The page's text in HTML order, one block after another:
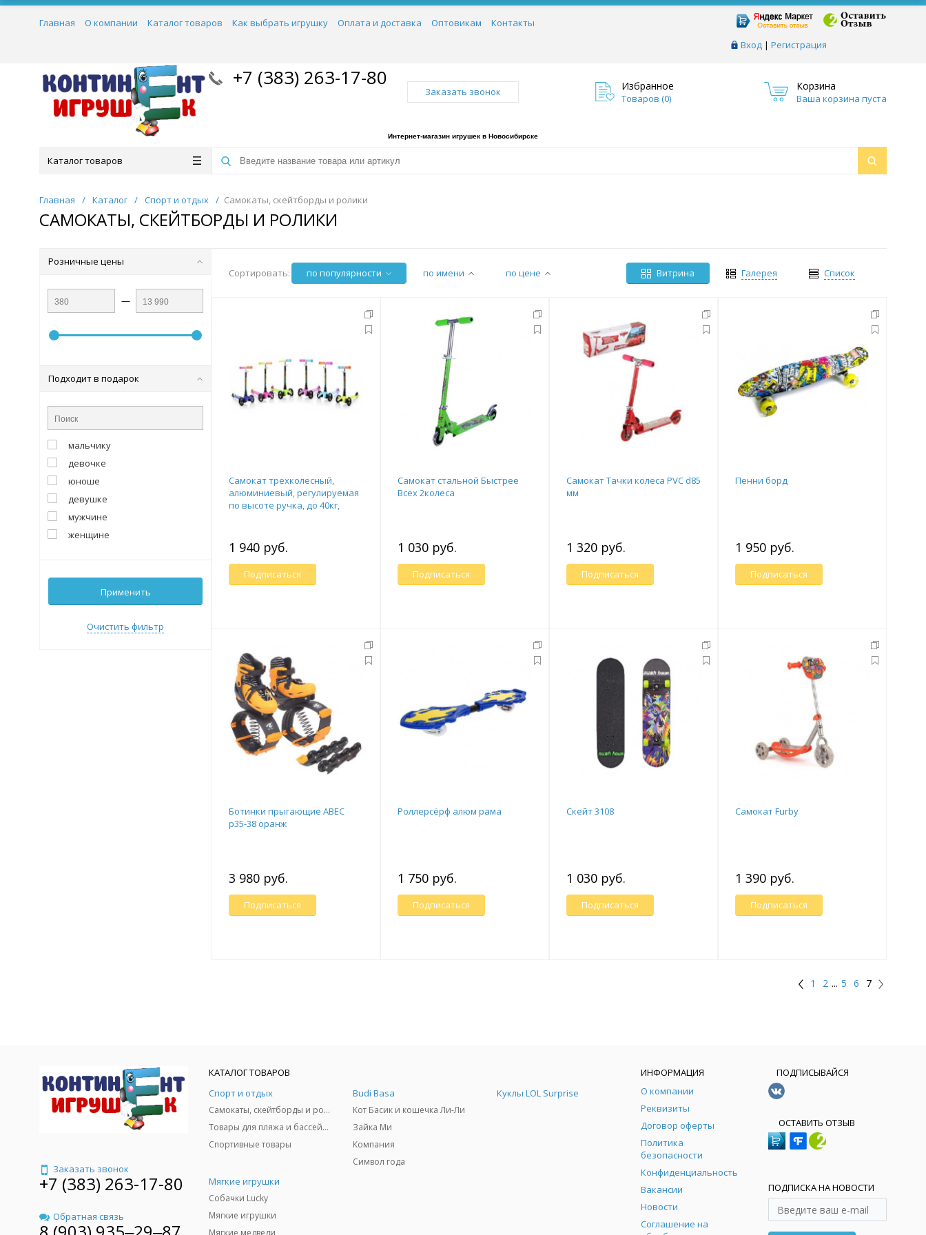
Вход | Регистрация
Главная О компании Каталог товаров Как выбрать игрушку Оплата и доставка Оптовикам Контакты
+7 (383) 263-17-80
Заказать звонок Избранное
Товаров (0)
Корзина
Ваша корзина пуста
Интернет-магазин игрушек в Новосибирске
Каталог товаров
Главная / Каталог / Спорт и отдых / Самокаты, скейтборды и ролики
САМОКАТЫ, СКЕЙТБОРДЫ И РОЛИКИ
Розничные цены
—
Подходит в подарок
мальчику
девочке
юноше
девушке
мужчине
женщине
Применить
Очистить фильтр
Список
Галерея
Витрина
Сортировать: по популярности по имени по цене
Самокат трехколесный,
алюминиевый, регулируемая
по высоте ручка, до 40кг,
1 940 руб.
Подписаться
Самокат стальной Быстрее
Всех 2колеса
1 030 руб.
Подписаться
Самокат Тачки колеса PVC d85
мм
1 320 руб.
Подписаться
Пенни борд
1 950 руб.
Подписаться
Ботинки прыгающие ABEC
р35-38 оранж
3 980 руб.
Подписаться
Роллерсёрф алюм рама
1 750 руб.
Подписаться
Скейт 3108
1 030 руб.
Подписаться
Самокат Furby
1 390 руб.
Подписаться
1 2 ... 5 6 7
Заказать звонок
+7 (383) 263-17-80
Обратная связь
КАТАЛОГ ТОВАРОВ
Спорт и отдых
Самокаты, скейтборды и ролики
Товары для пляжа и бассейны
Спортивные товары
Budi Basa
Кот Басик и кошечка Ли-Ли
Зайка Ми
Компания
Символ года
Куклы LOL Surprise
Мягкие игрушки
Собачки Lucky
Мягкие игрушки
Мягкие медведи
ИНФОРМАЦИЯ
О компании
Реквизиты
Договор оферты
Политика
безопасности
Конфиденциальность
Вакансии
Новости
Соглашение на
ПОДПИСЫВАЙСЯ
ОСТАВИТЬ ОТЗЫВ
ПОДПИСКА НА НОВОСТИ